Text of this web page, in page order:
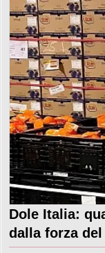
Dole Italia:
dalla forza